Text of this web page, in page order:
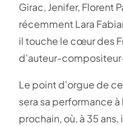
Girac, Jenifer, Florent
récemment Lara
il touche le cœur des
d’auteur-
Le point d’orgue de
sera sa performance à
prochain, où, à 35